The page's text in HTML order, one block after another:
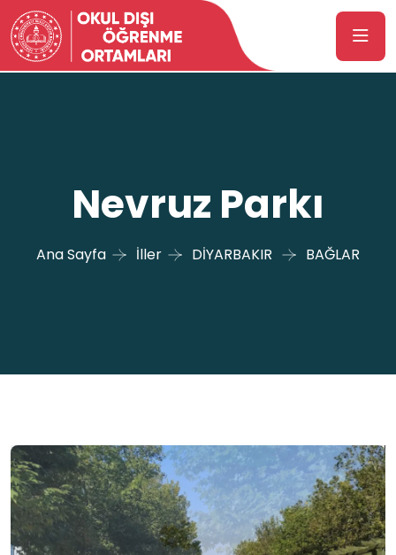
Nevruz Parkı
Ana Sayfa İller DİYARBAKIR BAĞLAR